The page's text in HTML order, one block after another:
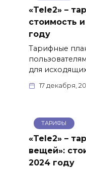
«Tele2» –
стоимость
году
Тарифные
для
17 декабря,
ТАРИФЫ
«Tele2» –
вещей»:
2024 году